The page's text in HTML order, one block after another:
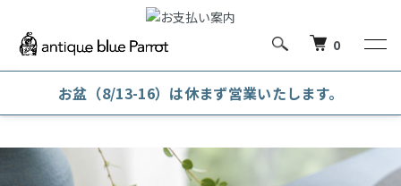
0
お盆（8/13-16）は休まず営業いたします。
洋陶磁器 その他 洋陶磁器